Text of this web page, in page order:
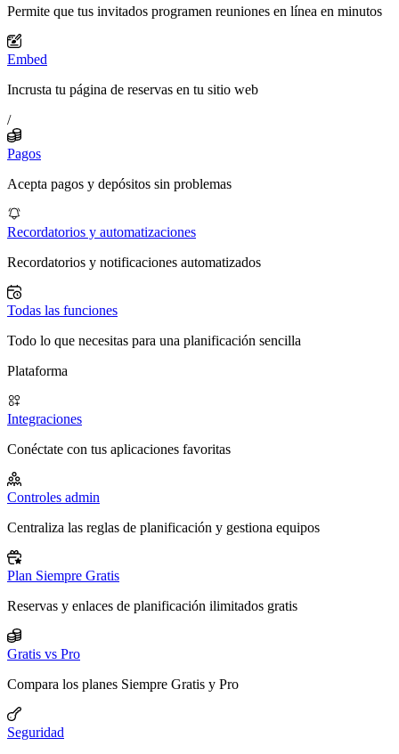
Permite que tus invitados programen reuniones en línea en minutos
Embed
Incrusta tu página de reservas en tu sitio web
/
Pagos
Acepta pagos y depósitos sin problemas
Recordatorios y automatizaciones
Recordatorios y notificaciones automatizados
Todas las funciones
Todo lo que necesitas para una planificación sencilla
Plataforma
Integraciones
Conéctate con tus aplicaciones favoritas
Controles admin
Centraliza las reglas de planificación y gestiona equipos
Plan Siempre Gratis
Reservas y enlaces de planificación ilimitados gratis
Gratis vs Pro
Compara los planes Siempre Gratis y Pro
Seguridad